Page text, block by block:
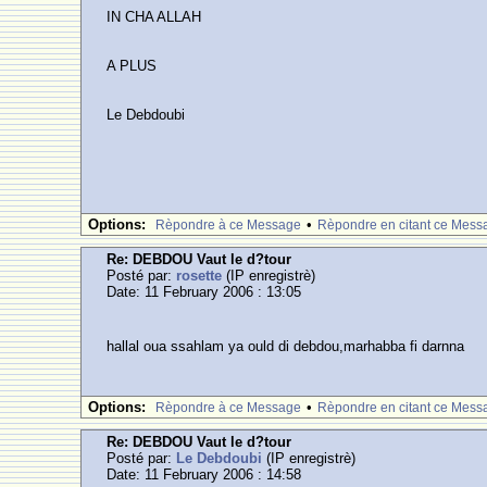
IN CHA ALLAH
A PLUS
Le Debdoubi
Options: Rèpondre à ce Message • Rèpondre en citant ce
Re: DEBDOU Vaut le d?tour
Posté par: rosette (IP enregistrè)
Date: 11 February 2006 : 13:05
hallal oua ssahlam ya ould di debdou,marhabba fi darnna
Options: Rèpondre à ce Message • Rèpondre en citant ce
Re: DEBDOU Vaut le d?tour
Posté par: Le Debdoubi (IP enregistrè)
Date: 11 February 2006 : 14:58